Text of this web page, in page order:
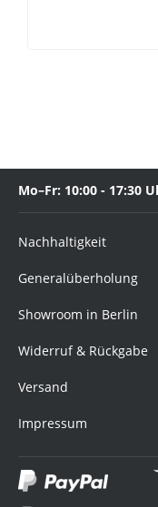
Mo–Fr: 10:00 - 17:30
Nachhaltigkeit
Generalüberholung
Showroom in Berlin
Widerruf & Rückgabe
Versand
Impressum